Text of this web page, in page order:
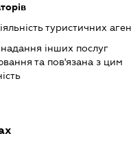
туристичних
надання інших послуг
та пов'язана з цим